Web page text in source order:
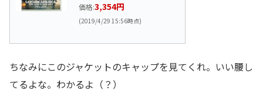
価格:3,354円
(2019/4/29 15:56時点)
ちなみにこのジャケットのキャップを見てくれ。いい腰し
てるよな。わかるよ（？）